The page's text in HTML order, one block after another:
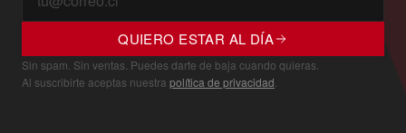
QUIERO ESTAR AL DÍA
Sin spam. Sin ventas. Puedes darte de baja cuando quieras.
Al suscribirte aceptas nuestra política de privacidad.